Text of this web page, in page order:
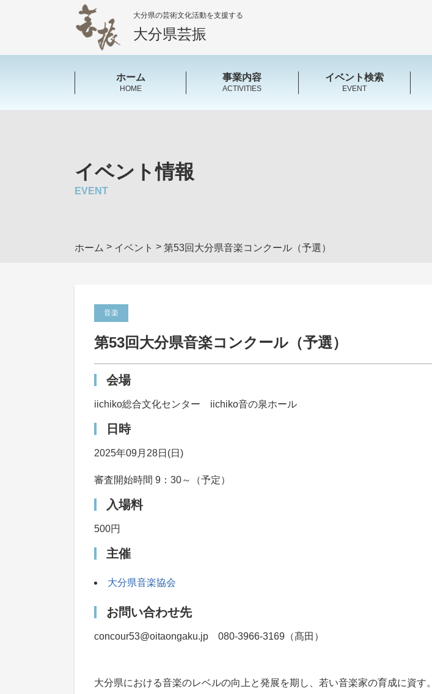
大分県の芸術文化活動を支援する
大分県芸振
ホーム
HOME
事業内容
ACTIVITIES
イベント検索
EVENT
イベント情報
EVENT
ホーム > イベント > 第53回大分県音楽コンクール（予選）
音楽
第53回大分県音楽コンクール（予選）
会場
iichiko総合文化センター iichiko音の泉ホール
日時
2025年09月28日(日)
審査開始時間 9：30～（予定）
入場料
500円
主催
大分県音楽協会
お問い合わせ先
concour53@oitaongaku.jp 080-3966-3169（髙田）
大分県における音楽のレベルの向上と発展を期し、若い音楽家の育成に資す。